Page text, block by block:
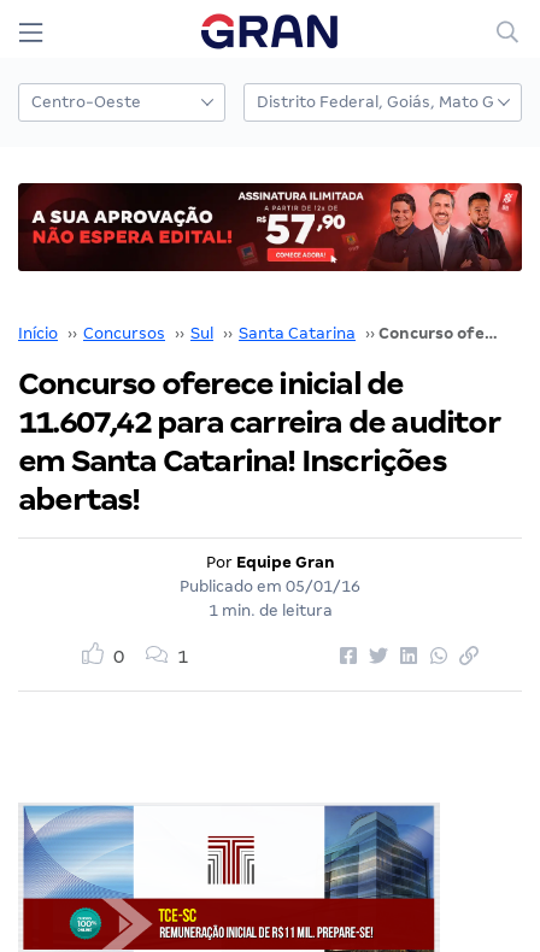
Início ›› Concursos ›› Sul ›› Santa Catarina ›› Concurso oferece inicial de 11.607,42 para carreira de auditor em Santa Catarina! Inscrições abertas!
Concurso oferece inicial de
11.607,42 para carreira de auditor
em Santa Catarina! Inscrições
abertas!
Por Equipe Gran
Publicado em 05/01/16
1 min. de leitura
0 1